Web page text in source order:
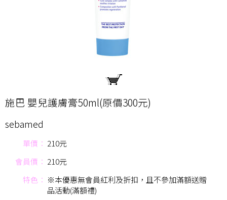
施巴 嬰兒護膚膏50ml(原價300元)
sebamed
單價： 210元
會員價： 210元
特色： ※本優惠無會員紅利及折扣，且不參加滿額送贈
品活動(滿額禮)